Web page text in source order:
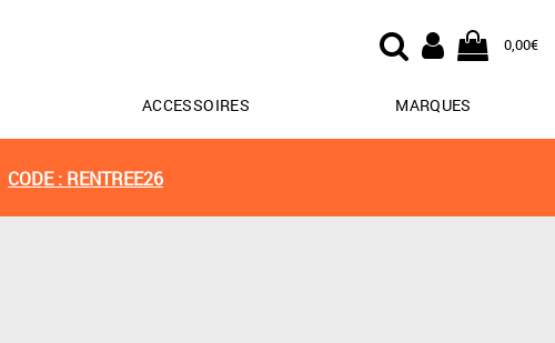
0,00€
ACCESSOIRES MARQUES
CODE : RENTREE26